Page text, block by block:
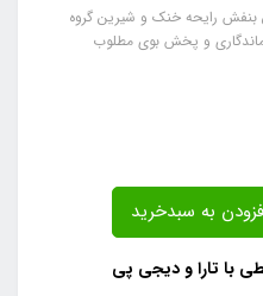
بنفش رایحه خنک و شیرین گروه
و پخش بوی مطلوب
با تارا و دیجی پی